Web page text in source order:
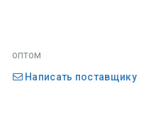
оптом
Написать поставщику